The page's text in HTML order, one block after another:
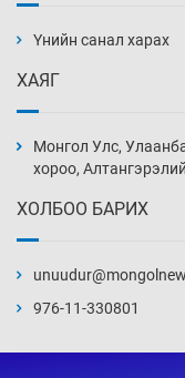
10
11
Үнийн санал харах
ХАЯГ
Монгол Улс,
хороо,
ХОЛБОО БАРИХ
976-11-330801